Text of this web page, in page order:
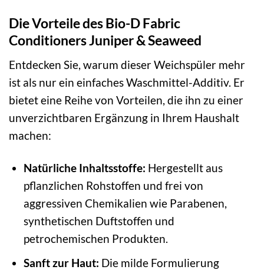
Die Vorteile des Bio-D Fabric
Conditioners Juniper & Seaweed
Entdecken Sie, warum dieser Weichspüler mehr
ist als nur ein einfaches Waschmittel-Additiv. Er
bietet eine Reihe von Vorteilen, die ihn zu einer
unverzichtbaren Ergänzung in Ihrem Haushalt
machen:
Natürliche Inhaltsstoffe: Hergestellt aus
pflanzlichen Rohstoffen und frei von
aggressiven Chemikalien wie Parabenen,
synthetischen Duftstoffen und
petrochemischen Produkten.
Sanft zur Haut: Die milde Formulierung